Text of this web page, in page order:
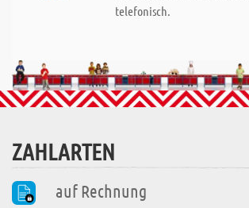
telefonisch.
ZAHLARTEN
auf Rechnung